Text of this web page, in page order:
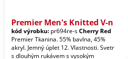
Premier Men's Knitted V-n
kód výrobku: pr694re-sCherry Red
Premier Tkanina. 55% bavlna, 45%
akryl. Jemný úplet 12. Vlastnosti. Svetr
s dlouhým rukávem s vysokým